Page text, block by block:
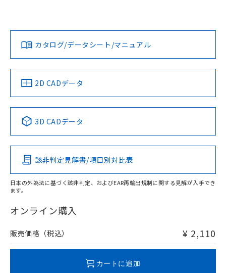
ダウンロードデータをご利用いただく前に、以下を必ずお読
みください。
ソフトウェアの使用条件
対応済み
中国 RoHS 注意事項・凡例
Pb Hg Cd Cr(VI)
O
在庫等で未対応品が混在する可能性があります。
問い合わせください。
カタログ/データシート/マニュアル
2D CADデータ
3D CADデータ
該非判定見解書/項目別対比表
日本の外為法に基づく該非判定、およびEAR再輸出規制に関する見解が入手でき
ます。
オンライン購入
販売価格（税込） ¥ 2,110
カートに追加